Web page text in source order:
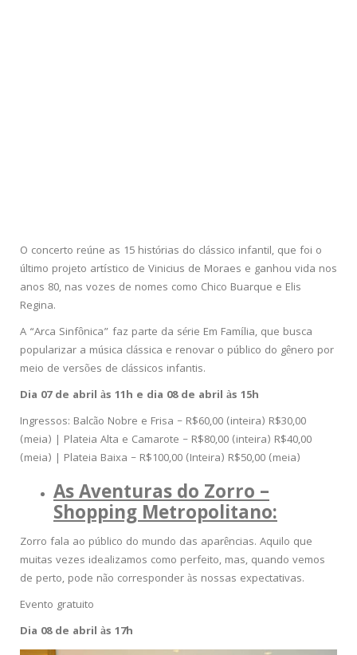
O concerto reúne as 15 histórias do clássico infantil, que foi o
último projeto artístico de Vinicius de Moraes e ganhou vida nos
anos 80, nas vozes de nomes como Chico Buarque e Elis
Regina.
A “Arca Sinfônica” faz parte da série Em Família, que busca
popularizar a música clássica e renovar o público do gênero por
meio de versões de clássicos infantis.
Dia 07 de abril às 11h e dia 08 de abril às 15h
Ingressos: Balcão Nobre e Frisa – R$60,00 (inteira) R$30,00
(meia) | Plateia Alta e Camarote – R$80,00 (inteira) R$40,00
(meia) | Plateia Baixa – R$100,00 (Inteira) R$50,00 (meia)
As Aventuras do Zorro –
Shopping Metropolitano:
Zorro fala ao público do mundo das aparências. Aquilo que
muitas vezes idealizamos como perfeito, mas, quando vemos
de perto, pode não corresponder às nossas expectativas.
Evento gratuito
Dia 08 de abril às 17h